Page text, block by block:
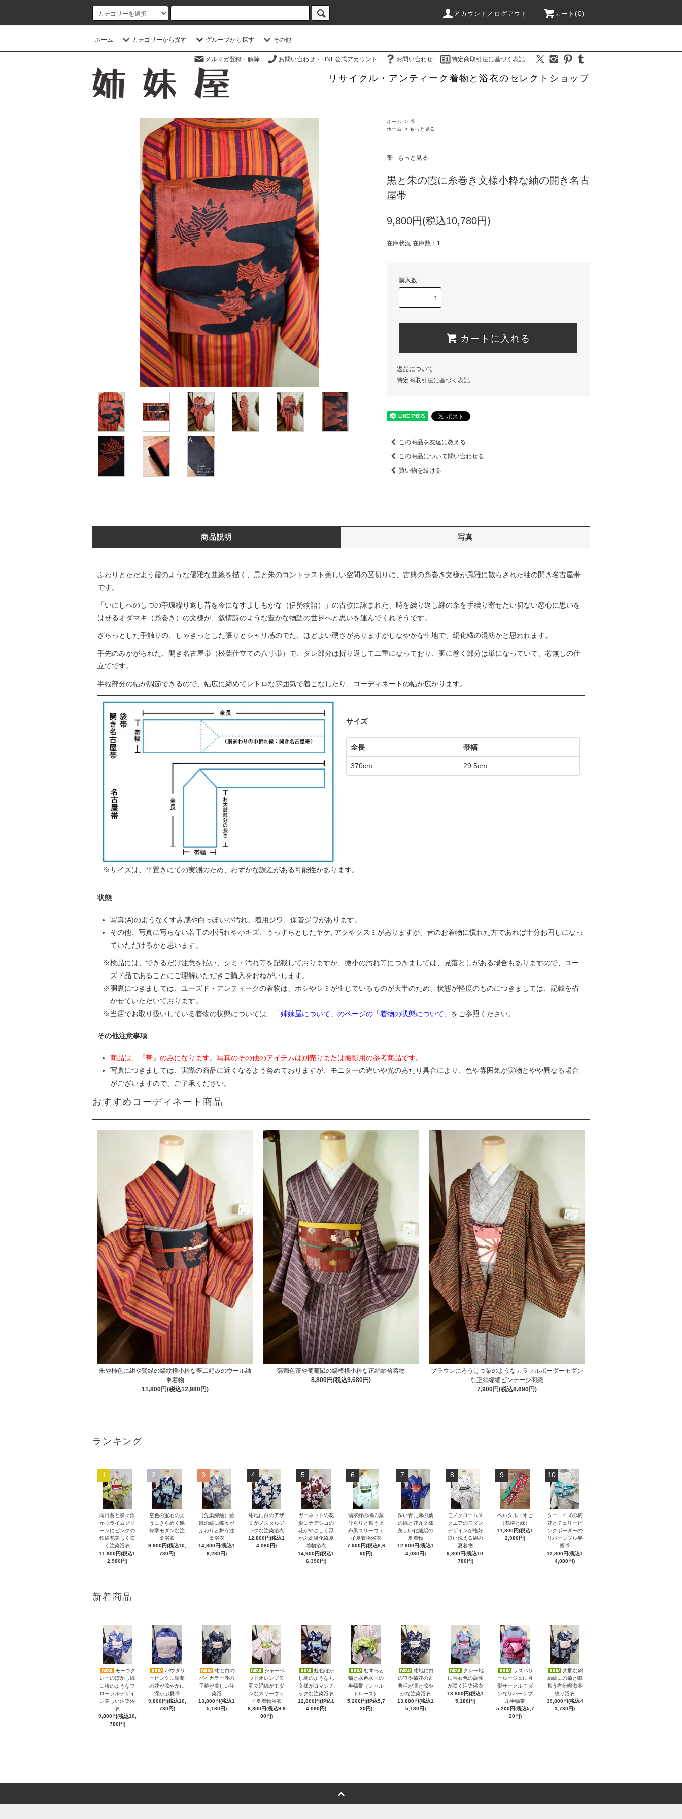
アカウント／ログアウト カート(0)
ホーム カテゴリーから探す グループから探す その他
メルマガ登録・解除 お問い合わせ・LINE公式アカウント お問い合わせ 特定商取引法に基づく表記
リサイクル・アンティーク着物と浴衣のセレクトショップ
ホーム > 帯
ホーム
> もっと見る
帯 もっと見る
黒と朱の霞に糸巻き文様小粋な紬の開き名古
屋帯
9,800円(税込10,780円)
在庫状況 在庫数：1
購入数
カートに入れる
返品について
特定商取引法に基づく表記
この商品を友達に教える
この商品について問い合わせる
買い物を続ける
商品説明 写真
ふわりとただよう霞のような優雅な曲線を描く、黒と朱のコントラスト美しい空間の区切りに、古典の糸巻き文様が風雅に散らされた紬の開き名古屋帯
です。
「いにしへのしづの苧環繰り返し昔を今になすよしもがな（伊勢物語）」の古歌に詠まれた、時を繰り返し絆の糸を手繰り寄せたい切ない恋心に思いを
はせるオダマキ（糸巻き）の文様が、叙情詩のような豊かな物語の世界へと思いを運んでくれそうです。
ざらっとした手触りの、しゃきっとした張りとシャリ感のでた、ほどよい硬さがありますがしなやかな生地で、絹化繊の混紡かと思われます。
手先のみかがられた、開き名古屋帯（松葉仕立ての八寸帯）で、タレ部分は折り返して二重になっており、胴に巻く部分は単になっていて、芯無しの仕
立てです。
半幅部分の幅が調節できるので、幅広に締めてレトロな雰囲気で着こなしたり、コーディネートの幅が広がります。
サイズ
全長 帯幅
370cm 29.5cm
サイズは、平置きにての実測のため、わずかな誤差がある可能性があります。
状態
写真(A)のようなくすみ感や白っぽい小汚れ、着用ジワ、保管ジワがあります。
その他、写真に写らない若干の小汚れや小キズ、うっすらとしたヤケ, アクやクスミがありますが、昔のお着物に慣れた方であれば十分お召しになっ
ていただけるかと思います。
検品には、できるだけ注意を払い、シミ・汚れ等を記載しておりますが、微小の汚れ等につきましては、見落としがある場合もありますので、ユー
ズド品であることにご理解いただきご購入をおねがいします。
胴裏につきましては、ユーズド・アンティークの着物は、ホシやシミが生じているものが大半のため、状態が軽度のものにつきましては、記載を省
かせていただいております。
当店でお取り扱いしている着物の状態については、
「姉妹屋について」のページの「着物の状態について」 をご参照ください。
その他注意事項
商品は、『帯』のみになります。写真のその他のアイテムは別売りまたは撮影用の参考商品です。
写真につきましては、実際の商品に近くなるよう努めておりますが、モニターの違いや光のあたり具合により、色や雰囲気が実物とやや異なる場合
がございますので、ご了承ください。
おすすめコーディネート商品
朱や柿色に紺や鶯緑の縞紋様小粋な夢二好みのウール紬
単着物
11,800円(税込12,980円)
蒲葡色茶や葡萄鼠の縞模様小粋な正絹紬袷着物
8,800円(税込9,680円)
ブラウンにろうけつ染のようなカラフルボーダーモダン
な正絹縮緬ビンテージ羽織
7,900円(税込8,690円)
ランキング
1
向日葵と蝶々浮
かぶライムグリ
ーンにピンクの
鉄線花美しく咲
く注染浴衣
11,800円(税込1
2,980円)
2
空色の宝石のよ
うにきらめく幾
何学モダンな注
染浴衣
9,800円(税込10,
780円)
3
（先染綿紬）藍
鼠の縞に蝶々が
ふわりと舞う注
染浴衣
14,800円(税込1
6,280円)
4
紺地に白のアザ
ミがノスタルジ
ックな注染浴衣
12,800円(税込1
4,080円)
5
ガーネットの花
影にナデシコの
花がやさしく浮
かぶ高級化繊夏
着物浴衣
14,900円(税込1
6,390円)
6
翡翠緑の楓の葉
ひらりと舞う上
布風スリーウェ
イ夏着物浴衣
7,900円(税込8,6
90円)
7
深い青に麻の葉
の縞と花丸文様
美しい化繊絽の
夏着物
12,800円(税込1
4,080円)
8
モノクロームス
クエアのモダン
デザインが格好
良い洗える絽の
夏着物
9,800円(税込10,
780円)
9
ベルタル・オビ
（花椿と緑）
11,800円(税込1
2,980円)
10
ターコイズの梅
花とチェリーピ
ンクボーダーの
リバーシブル半
幅帯
12,800円(税込1
4,080円)
新着商品
モーヴグ
レーのぼかし縞
に椿のようなフ
ローラルデザイ
ン美しい注染浴
衣
9,800円(税込10,
780円)
パウダリ
ーピンクに鈴蘭
の花が涼やかに
浮かぶ夏帯
9,800円(税込10,
780円)
紺と白の
バイカラー鹿の
子椿が美しい注
染浴
13,800円(税込1
5,180円)
シャーベ
ットオレンジ矢
羽立涌縞がモダ
ンなスリーウェ
イ夏着物浴衣
8,800円(税込9,6
80円)
虹色ぼか
し鳥のような丸
文様がロマンチ
ックな注染浴衣
12,800円(税込1
4,080円)
むすっと
猫と水色水玉の
半幅帯（シャル
トルーズ）
5,200円(税込5,7
20円)
紺地に白
の笹や菊花の古
典柄が凛と涼や
かな注染浴衣
13,800円(税込1
5,180円)
グレー地
に宝石色の薔薇
が咲く注染浴衣
13,800円(税込1
5,180円)
ラズベリ
ールージュに月
影サークルモダ
ンなリバーシブ
ル半幅帯
5,200円(税込5,7
20円)
大胆な斜
め縞に糸菊と蝶
舞う有松鳴海本
絞り浴衣
39,800円(税込4
3,780円)